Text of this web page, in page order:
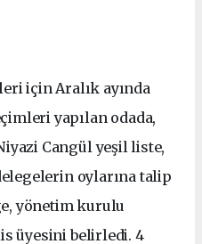
için Aralık ayında
yapılan odada,
Cangül yeşil liste,
oylarına talip
yönetim kurulu
üyesini belirledi. 4